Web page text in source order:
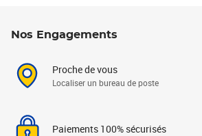
Nos Engagements
Proche de vous
Localiser un bureau de poste
Paiements 100% sécurisés